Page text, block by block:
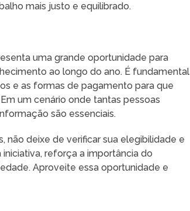
mais justo e equilibrado.
uma grande oportunidade para
ao longo do ano. É fundamental
e as formas de pagamento para que
um cenário onde tantas pessoas
são essenciais.
não deixe de verificar sua elegibilidade e
iniciativa, reforça a importância do
Aproveite essa oportunidade e